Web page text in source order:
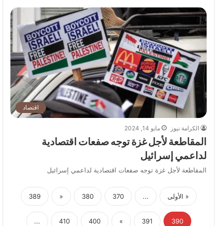
اقتصاد
الكرامة نيوز مايو 14, 2024
المقاطعة لأجل غزة توجه صفعات اقتصادية
لداعمي إسرائيل
المقاطعة لأجل غزة توجه صفعات اقتصادية لداعمي إسرائيل
« الأولى ...
370
380
«
389
390
391
»
400
410
...